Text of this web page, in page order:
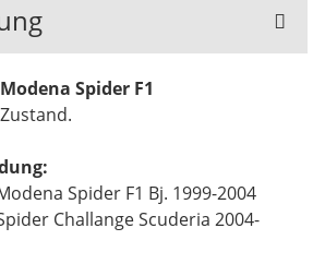
Spider F1
Spider F1 Bj. 1999-2004
Challange Scuderia 2004-